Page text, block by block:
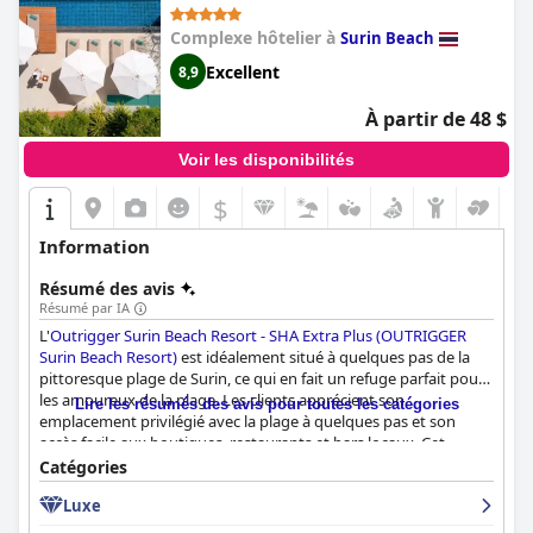
Beach Resort)
Complexe hôtelier à Surin Beach
8,9 Excellent
À partir de 48 $
Voir les disponibilités
$
Information
Résumé des avis
Résumé par IA
L'Outrigger Surin Beach Resort - SHA Extra Plus (OUTRIGGER
Surin Beach Resort)est idéalement situé à quelques pas de la
pittoresque plage de Surin, ce qui en fait un refuge parfait pour
les amoureux de la plage. Les clients apprécient son
emplacement privilégié avec la plage à quelques pas et son
accès facile aux boutiques, restaurants et bars locaux. Cet
équilibre entre tranquillité et commodité offre une expérience
de vacances complète.
Lire les résumés des avis pour toutes les catégories
Catégories
Luxe